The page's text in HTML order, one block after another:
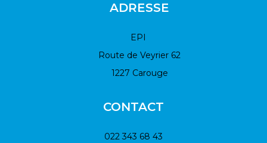
ADRESSE
EPI
Route de Veyrier 62
1227 Carouge
CONTACT
022 343 68 43